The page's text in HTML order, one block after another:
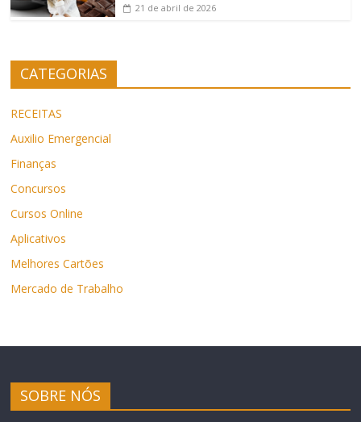
21 de abril de 2026
CATEGORIAS
RECEITAS
Auxilio Emergencial
Finanças
Concursos
Cursos Online
Aplicativos
Melhores Cartões
Mercado de Trabalho
SOBRE NÓS